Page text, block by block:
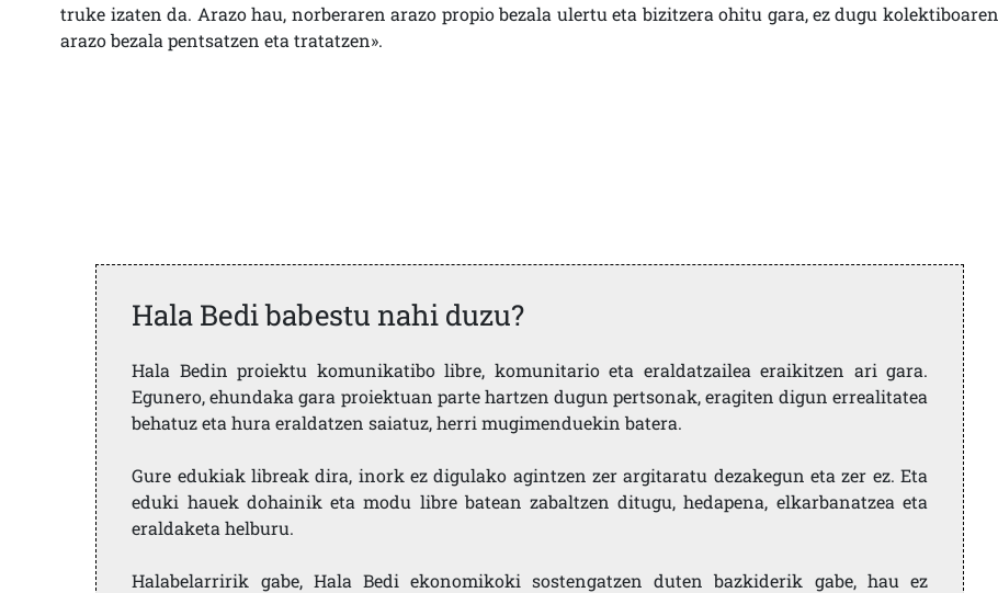
truke izaten da. Arazo hau, norberaren arazo propio bezala ulertu eta bizitzera ohitu gara, ez dugu kolektiboaren
arazo bezala pentsatzen eta tratatzen».
Hala Bedi babestu nahi duzu?
Hala Bedin proiektu komunikatibo libre, komunitario eta eraldatzailea eraikitzen ari gara.
Egunero, ehundaka gara proiektuan parte hartzen dugun pertsonak, eragiten digun errealitatea
behatuz eta hura eraldatzen saiatuz, herri mugimenduekin batera.
Gure edukiak libreak dira, inork ez digulako agintzen zer argitaratu dezakegun eta zer ez. Eta
eduki hauek dohainik eta modu libre batean zabaltzen ditugu, hedapena, elkarbanatzea eta
eraldaketa helburu.
Halabelarririk gabe, Hala Bedi ekonomikoki sostengatzen duten bazkiderik gabe, hau ez